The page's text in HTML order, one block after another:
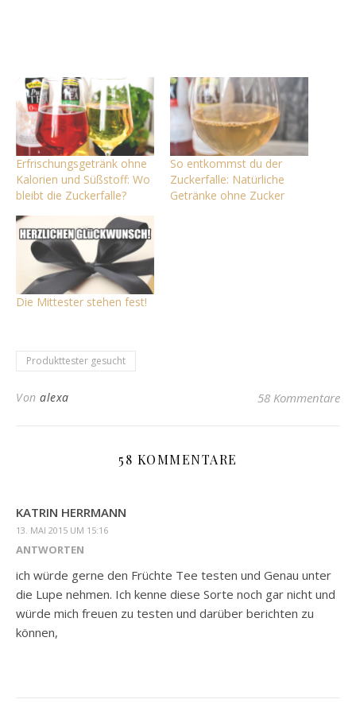
Erfrischungsgetränk ohne
Kalorien und Süßstoff: Wo
bleibt die Zuckerfalle?
So entkommst du der
Zuckerfalle: Natürliche
Getränke ohne Zucker
Die Mittester stehen fest!
Produkttester gesucht
Von alexa 58 Kommentare
58 KOMMENTARE
KATRIN HERRMANN
13. MAI 2015 UM 15:16
ANTWORTEN
ich würde gerne den Früchte Tee testen und Genau unter
die Lupe nehmen. Ich kenne diese Sorte noch gar nicht und
würde mich freuen zu testen und darüber berichten zu
können,